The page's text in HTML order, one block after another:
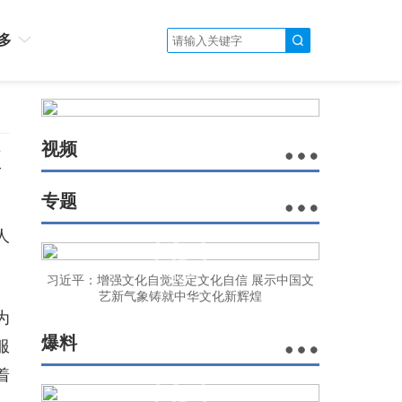
视频
专题
习近平：增强文化自觉坚定文化自信 展示中国文
艺新气象铸就中华文化新辉煌
爆料